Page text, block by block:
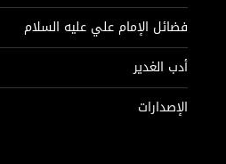
فضائل الإمام علي عليه السلام
أدب الغدير
الإصدارات